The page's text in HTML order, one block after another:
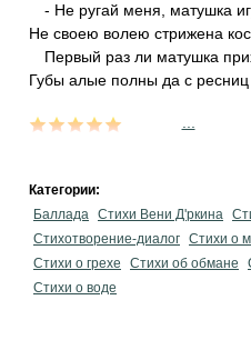
- Не ругай меня, матушка
Не своею волею стрижена
Первый раз ли матушка
Губы алые полны да с ресниц
Категории:
Баллада Стихи Вени Д'ркина
Стихотворение-диалог Стихи о
Стихи о грехе
Стихи об обмане
Стихи о воде